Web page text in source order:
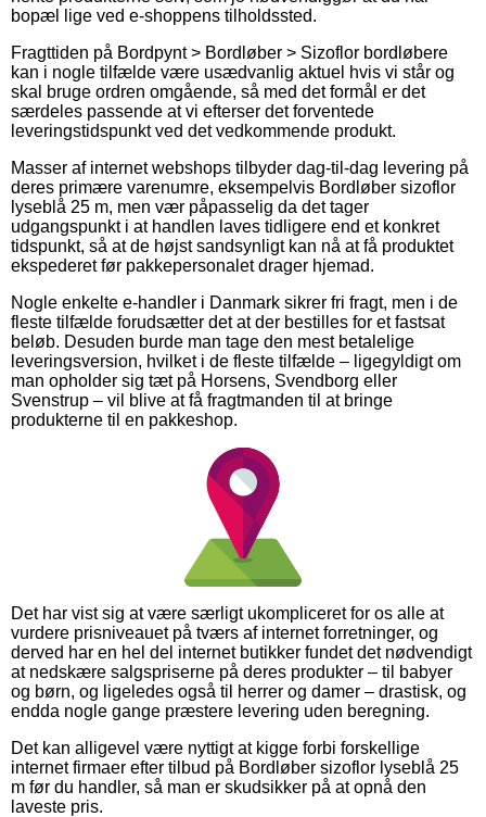
bopæl lige ved e-shoppens tilholdssted.
Fragttiden på Bordpynt > Bordløber > Sizoflor bordløbere
kan i nogle tilfælde være usædvanlig aktuel hvis vi står og
skal bruge ordren omgående, så med det formål er det
særdeles passende at vi efterser det forventede
leveringstidspunkt ved det vedkommende produkt.
Masser af internet webshops tilbyder dag-til-dag levering på
deres primære varenumre, eksempelvis Bordløber sizoflor
lyseblå 25 m, men vær påpasselig da det tager
udgangspunkt i at handlen laves tidligere end et konkret
tidspunkt, så at de højst sandsynligt kan nå at få produktet
ekspederet før pakkepersonalet drager hjemad.
Nogle enkelte e-handler i Danmark sikrer fri fragt, men i de
fleste tilfælde forudsætter det at der bestilles for et fastsat
beløb. Desuden burde man tage den mest betalelige
leveringsversion, hvilket i de fleste tilfælde – ligegyldigt om
man opholder sig tæt på Horsens, Svendborg eller
Svenstrup – vil blive at få fragtmanden til at bringe
produkterne til en pakkeshop.
Det har vist sig at være særligt ukompliceret for os alle at
vurdere prisniveauet på tværs af internet forretninger, og
derved har en hel del internet butikker fundet det nødvendigt
at nedskære salgspriserne på deres produkter – til babyer
og børn, og ligeledes også til herrer og damer – drastisk, og
endda nogle gange præstere levering uden beregning.
Det kan alligevel være nyttigt at kigge forbi forskellige
internet firmaer efter tilbud på Bordløber sizoflor lyseblå 25
m før du handler, så man er skudsikker på at opnå den
laveste pris.